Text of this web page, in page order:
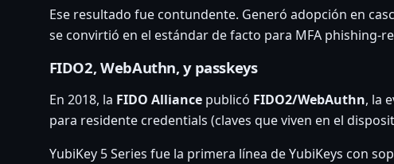
Ese resultado fue contundente. Generó adopción en
se convirtió en el estándar de facto para MFA phishing-
FIDO2, WebAuthn, y passkeys
En 2018, la FIDO Alliancepublicó FIDO2/WebAuthn, la
para residente credentials (claves que viven en el
YubiKey 5 Series fue la primera línea de YubiKeys con